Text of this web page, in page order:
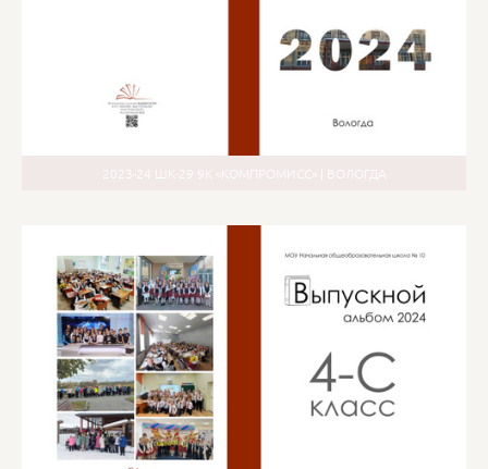
2023-24 ШК-29 9К «КОМПРОМИСС» | ВОЛОГДА